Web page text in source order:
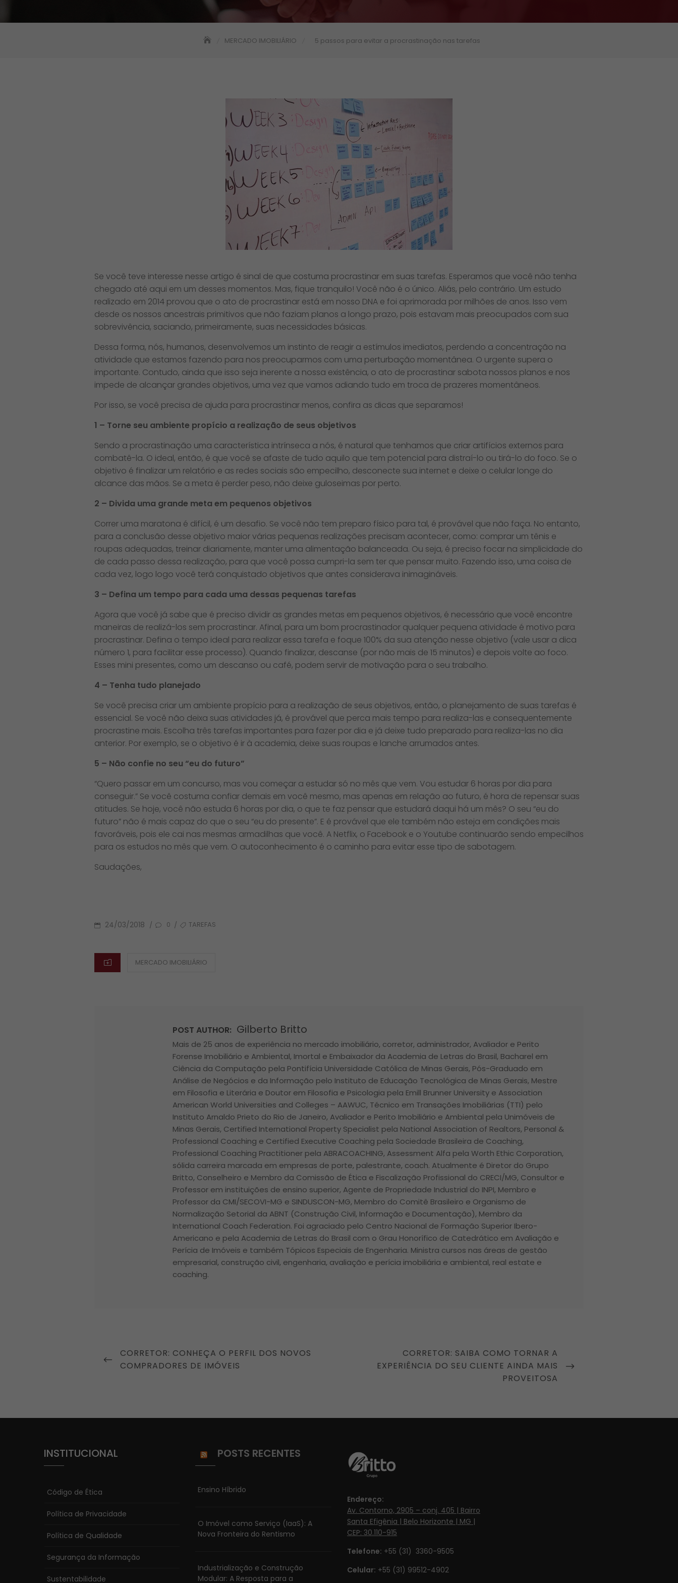
MERCADO IMOBILIÁRIO 5 passos para evitar a procrastinação nas tarefas
Se você teve interesse nesse artigo é sinal de que costuma procrastinar em suas tarefas. Esperamos que você não tenha
chegado até aqui em um desses momentos. Mas, fique tranquilo! Você não é o único. Aliás, pelo contrário. Um estudo
realizado em 2014 provou que o ato de procrastinar está em nosso DNA e foi aprimorada por milhões de anos. Isso vem
desde os nossos ancestrais primitivos que não faziam planos a longo prazo, pois estavam mais preocupados com sua
sobrevivência, saciando, primeiramente, suas necessidades básicas.
Dessa forma, nós, humanos, desenvolvemos um instinto de reagir a estímulos imediatos, perdendo a concentração na
atividade que estamos fazendo para nos preocuparmos com uma perturbação momentânea. O urgente supera o
importante. Contudo, ainda que isso seja inerente a nossa existência, o ato de procrastinar sabota nossos planos e nos
impede de alcançar grandes objetivos, uma vez que vamos adiando tudo em troca de prazeres momentâneos.
Por isso, se você precisa de ajuda para procrastinar menos, confira as dicas que separamos!
1 – Torne seu ambiente propício a realização de seus objetivos
Sendo a procrastinação uma característica intrínseca a nós, é natural que tenhamos que criar artifícios externos para
combatê-la. O ideal, então, é que você se afaste de tudo aquilo que tem potencial para distraí-lo ou tirá-lo do foco. Se o
objetivo é finalizar um relatório e as redes sociais são empecilho, desconecte sua internet e deixe o celular longe do
alcance das mãos. Se a meta é perder peso, não deixe guloseimas por perto.
2 – Divida uma grande meta em pequenos objetivos
Correr uma maratona é difícil, é um desafio. Se você não tem preparo físico para tal, é provável que não faça. No entanto,
para a conclusão desse objetivo maior várias pequenas realizações precisam acontecer, como: comprar um tênis e
roupas adequadas, treinar diariamente, manter uma alimentação balanceada. Ou seja, é preciso focar na simplicidade do
de cada passo dessa realização, para que você possa cumpri-la sem ter que pensar muito. Fazendo isso, uma coisa de
cada vez, logo logo você terá conquistado objetivos que antes considerava inimagináveis.
3 – Defina um tempo para cada uma dessas pequenas tarefas
Agora que você já sabe que é preciso dividir as grandes metas em pequenos objetivos, é necessário que você encontre
maneiras de realizá-los sem procrastinar. Afinal, para um bom procrastinador qualquer pequena atividade é motivo para
procrastinar. Defina o tempo ideal para realizar essa tarefa e foque 100% da sua atenção nesse objetivo (vale usar a dica
número 1, para facilitar esse processo). Quando finalizar, descanse (por não mais de 15 minutos) e depois volte ao foco.
Esses mini presentes, como um descanso ou café, podem servir de motivação para o seu trabalho.
4 – Tenha tudo planejado
Se você precisa criar um ambiente propício para a realização de seus objetivos, então, o planejamento de suas tarefas é
essencial. Se você não deixa suas atividades já, é provável que perca mais tempo para realiza-las e consequentemente
procrastine mais. Escolha três tarefas importantes para fazer por dia e já deixe tudo preparado para realiza-las no dia
anterior. Por exemplo, se o objetivo é ir à academia, deixe suas roupas e lanche arrumados antes.
5 – Não confie no seu “eu do futuro”
“Quero passar em um concurso, mas vou começar a estudar só no mês que vem. Vou estudar 6 horas por dia para
conseguir.” Se você costuma confiar demais em você mesmo, mas apenas em relação ao futuro, é hora de repensar suas
atitudes. Se hoje, você não estuda 6 horas por dia, o que te faz pensar que estudará daqui há um mês? O seu “eu do
futuro” não é mais capaz do que o seu “eu do presente”. E é provável que ele também não esteja em condições mais
favoráveis, pois ele cai nas mesmas armadilhas que você. A Netflix, o Facebook e o Youtube continuarão sendo empecilhos
para os estudos no mês que vem. O autoconhecimento é o caminho para evitar esse tipo de sabotagem.
Saudações,
POSTED
24/03/2018 / 0 / TAGSTAREFAS
CATEGORIES
MERCADO IMOBILIÁRIO
POST AUTHOR: Gilberto Britto
Mais de 25 anos de experiência no mercado imobiliário, corretor, administrador, Avaliador e Perito
Forense Imobiliário e Ambiental, Imortal e Embaixador da Academia de Letras do Brasil, Bacharel em
Ciência da Computação pela Pontifícia Universidade Católica de Minas Gerais, Pós-Graduado em
Análise de Negócios e da Informação pelo Instituto de Educação Tecnológica de Minas Gerais, Mestre
em Filosofia e Literária e Doutor em Filosofia e Psicologia pela Emill Brunner University e Association
American World Universities and Colleges – AAWUC, Técnico em Transações Imobiliárias (TTI) pelo
Instituto Arnaldo Prieto do Rio de Janeiro, Avaliador e Perito Imobiliário e Ambiental pela Unimóveis de
Minas Gerais, Certified International Property Specialist pela National Association of Realtors, Personal &
Professional Coaching e Certified Executive Coaching pela Sociedade Brasileira de Coaching,
Professional Coaching Practitioner pela ABRACOACHING, Assessment Alfa pela Worth Ethic Corporation,
sólida carreira marcada em empresas de porte, palestrante, coach. Atualmente é Diretor do Grupo
Britto, Conselheiro e Membro da Comissão de Ética e Fiscalização Profissional do CRECI/MG, Consultor e
Professor em instituições de ensino superior, Agente de Propriedade Industrial do INPI, Membro e
Professor da CMI/SECOVI-MG e SINDUSCON-MG, Membro do Comitê Brasileiro e Organismo de
Normalização Setorial da ABNT (Construção Civil, Informação e Documentação), Membro da
International Coach Federation. Foi agraciado pelo Centro Nacional de Formação Superior Ibero-
Americano e pela Academia de Letras do Brasil com o Grau Honorífico de Catedrático em Avaliação e
Perícia de Imóveis e também Tópicos Especiais de Engenharia. Ministra cursos nas áreas de gestão
empresarial, construção civil, engenharia, avaliação e perícia imobiliária e ambiental, real estate e
coaching.
Navegação
de
PREVIOUS
POST
CORRETOR: CONHEÇA O PERFIL DOS NOVOS
COMPRADORES DE IMÓVEIS
NEXT
POST
CORRETOR: SAIBA COMO TORNAR A
EXPERIÊNCIA DO SEU CLIENTE AINDA MAIS
PROVEITOSA
INSTITUCIONAL
Código de Ética
Política de Privacidade
Política de Qualidade
Segurança da Informação
Sustentabilidade
POSTS RECENTES
Ensino Híbrido
O Imóvel como Serviço (IaaS): A
Nova Fronteira do Rentismo
Industrialização e Construção
Modular: A Resposta para a
Endereço:
Av. Contorno, 2905 – conj. 405 | Bairro
Santa Efigênia | Belo Horizonte | MG |
CEP: 30.110-915
Telefone: +55 (31) 3360-9505
Celular: +55 (31) 99512-4902‬